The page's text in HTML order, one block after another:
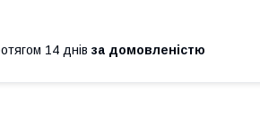
14 днів за домовленістю